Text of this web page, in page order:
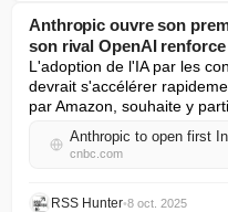
Anthropic ouvre son
son rival OpenAI
L'adoption de l'IA par les
devrait s'accélérer
par Amazon, souhaite y
cnbc.com
RSS Hunter•8 oct. 2025